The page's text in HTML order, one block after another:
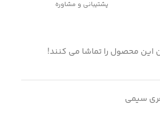
پشتیبانی و مشاوره
این محصول را تماشا می کنند!
سیمی